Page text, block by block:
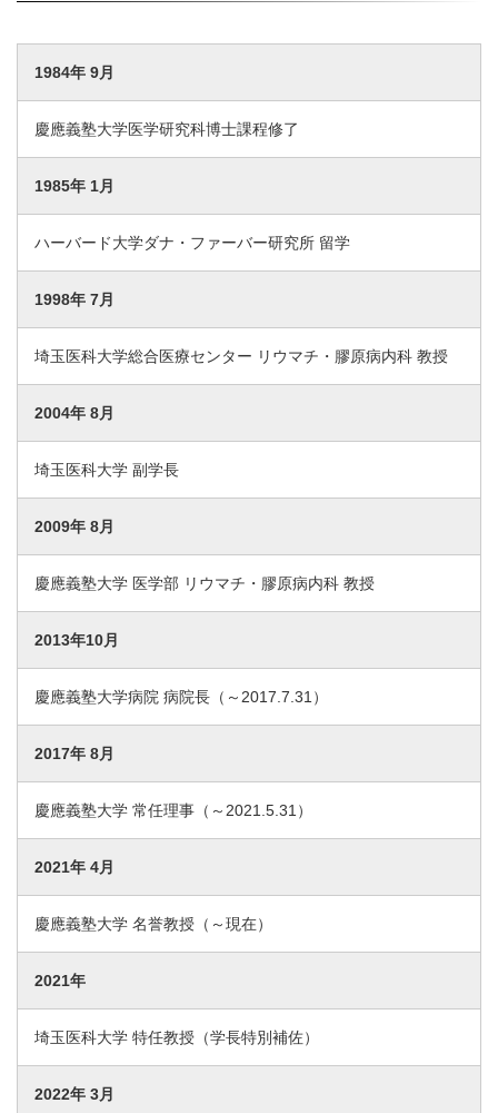
1984年 9月
慶應義塾大学医学研究科博士課程修了
1985年 1月
ハーバード大学ダナ・ファーバー研究所 留学
1998年 7月
埼玉医科大学総合医療センター リウマチ・膠原病内科 教授
2004年 8月
埼玉医科大学 副学長
2009年 8月
慶應義塾大学 医学部 リウマチ・膠原病内科 教授
2013年10月
慶應義塾大学病院 病院長（～2017.7.31）
2017年 8月
慶應義塾大学 常任理事（～2021.5.31）
2021年 4月
慶應義塾大学 名誉教授（～現在）
2021年
埼玉医科大学 特任教授（学長特別補佐）
2022年 3月